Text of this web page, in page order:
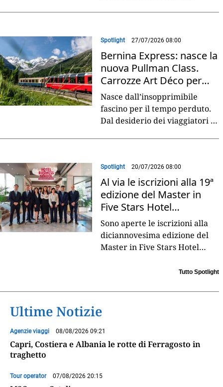
Spotlight 27/07/2026 08:00
Bernina Express: nasce la
nuova Pullman Class.
Carrozze Art Déco per
viaggi di lusso
Nasce dall’insopprimibile
fascino per il tempo perduto.
Dal desiderio dei viaggiatori di
Spotlight 20/07/2026 08:00
Al via le iscrizioni alla 19ª
edizione del Master in
Five Stars Hotel
Management
Sono aperte le iscrizioni alla
diciannovesima edizione del
Master in Five Stars Hotel
Business School by ForteTutto Spotlight
Ultime Notizie
Agenzie viaggi 08/08/2026 09:21
Capri, Costiera e Albania le rotte di Ferragosto in
traghetto
Tour operator 07/08/2026 20:15